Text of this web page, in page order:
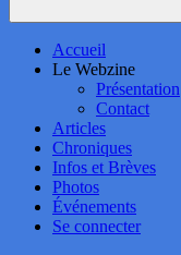
Accueil
Le Webzine
Présentation
Contact
Articles
Chroniques
Infos et Brèves
Photos
Événements
Se connecter